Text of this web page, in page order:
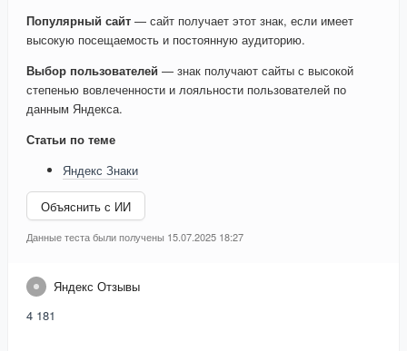
Популярный сайт — сайт получает этот знак, если имеет
высокую посещаемость и постоянную аудиторию.
Выбор пользователей — знак получают сайты с высокой
степенью вовлеченности и лояльности пользователей по
данным Яндекса.
Статьи по теме
Яндекс Знаки
Объяснить с ИИ
Данные теста были получены 15.07.2025 18:27
Яндекс Отзывы
4 181